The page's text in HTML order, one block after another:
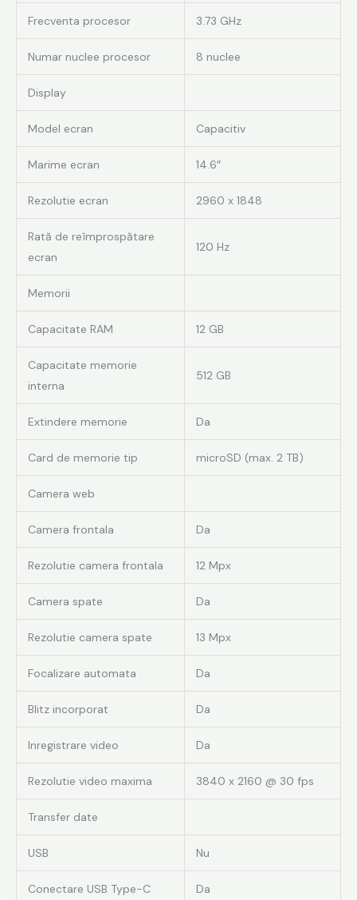
Frecventa procesor 3.73 GHz
Numar nuclee procesor 8 nuclee
Display
Model ecran Capacitiv
Marime ecran 14.6″
Rezolutie ecran 2960 x 1848
Rată de reîmprospătare
ecran
120 Hz
Memorii
Capacitate RAM 12 GB
Capacitate memorie
interna
512 GB
Extindere memorie Da
Card de memorie tip microSD (max. 2 TB)
Camera web
Camera frontala Da
Rezolutie camera frontala 12 Mpx
Camera spate Da
Rezolutie camera spate 13 Mpx
Focalizare automata Da
Blitz incorporat Da
Inregistrare video Da
Rezolutie video maxima 3840 x 2160 @ 30 fps
Transfer date
USB Nu
Conectare USB Type-C Da